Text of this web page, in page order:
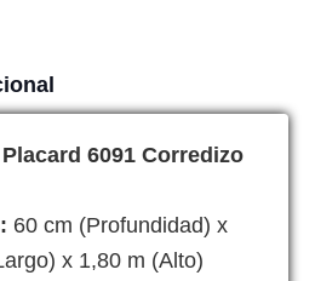
6091 Corredizo
60 cm (Profundidad) x
x 1,80 m (Alto)